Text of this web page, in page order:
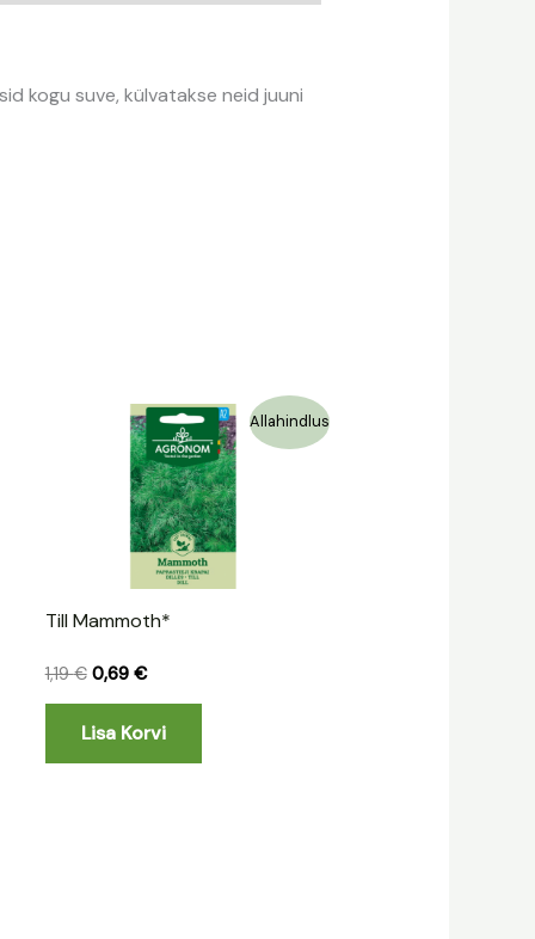
kogu suve, külvatakse neid juuni
Allahindlus
Till Mammoth*
1,19€
Algne
1,19 €.
0,69 €
Praegune
hind
on:
0,69 €.
Lisa Korvi